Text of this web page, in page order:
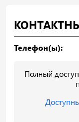
Телефон(ы):
Полный